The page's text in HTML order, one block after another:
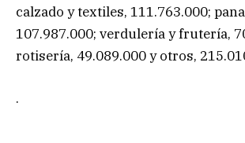
calzado y textiles, 111.763.000;
107.987.000; verdulería y frutería,
rotisería, 49.089.000 y otros,
.